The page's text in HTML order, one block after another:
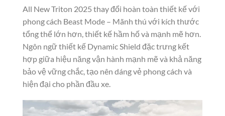
All New Triton 2025 thay đổi hoàn toàn thiết kế với
phong cách Beast Mode – Mãnh thú với kích thước
tổng thể lớn hơn, thiết kế hầm hố và mạnh mẽ hơn.
Ngôn ngữ thiết kế Dynamic Shield đặc trưng kết
hợp giữa hiệu năng vận hành mạnh mẽ và khả năng
bảo vệ vững chắc, tạo nên dáng vẻ phong cách và
hiện đại cho phần đầu xe.